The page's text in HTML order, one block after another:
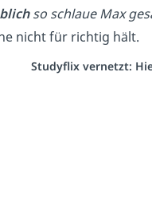
so schlaue Max
nicht für richtig hält.
Studyflix vernetzt: